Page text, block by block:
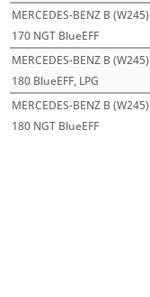
MERCEDES-BENZ B (W245)
170 NGT BlueEFF
MERCEDES-BENZ B (W245)
180 BlueEFF, LPG
MERCEDES-BENZ B (W245)
180 NGT BlueEFF